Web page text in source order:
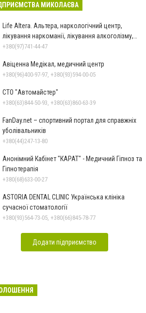
МИКОЛАЄВА
Life Altera. Альтера, наркологічний центр,
лікування наркоманії, лікування алкоголізму,
зняття ломки
+380(97)741-44-47
Авіценна Медікал, медичний центр
+380(96)400-97-97, +380(93)594-00-05
СТО "Автомайстер"
+380(63)844-50-93, +380(63)860-63-39
FanDay.net – спортивний портал для справжніх
уболівальників
+380(44)247-13-80
Анонімний Кабінет "КАРАТ" - Медичний Гіпноз та
Гіпнотерапія
+380(68)633-00-27
ASTORIA DENTAL CLINIC Українська клініка
сучасної стоматології
+380(93)564-73-05, +380(66)845-78-77
Додати підприємство